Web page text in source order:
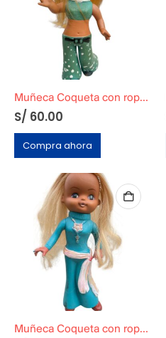
Muñeca Coqueta con ropa turquesa
S/ 60.00
Compra ahora
Muñeca Coqueta con ropa celeste